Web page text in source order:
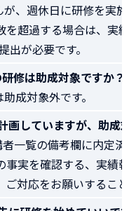
、週休日に研修を実施
を超過する場合は、実績
が必要です。
修は助成対象ですか？
成対象外です。
画していますが、助成対
一覧の備考欄に内定済
事実を確認する、実績報
対応をお願いすること